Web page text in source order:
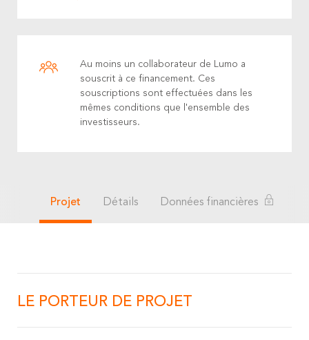
Au moins un collaborateur de Lumo a
souscrit à ce financement. Ces
souscriptions sont effectuées dans les
mêmes conditions que l'ensemble des
investisseurs.
Projet Détails Données financières
LE PORTEUR DE PROJET